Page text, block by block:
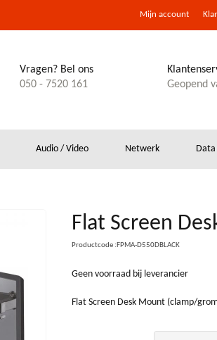
Mijn account
Vragen? Bel ons
050 - 7520 161
Geopend
Audio / Video Netwerk Data
Flat Screen
Productcode :FPMA-D550DBLACK
Geen voorraad bij leverancier
Flat Screen Desk Mount (clamp/